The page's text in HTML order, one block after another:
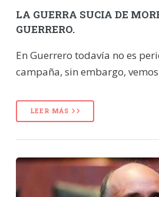
LA GUERRA SUCIA DE
GUERRERO.
En Guerrero todavía no es
campaña, sin embargo,
LEER MÁS